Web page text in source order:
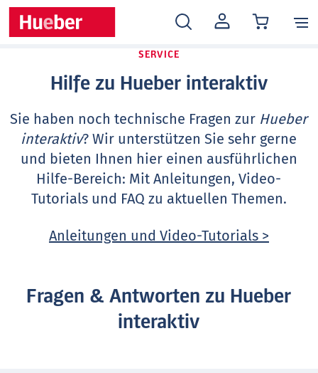
MEIN
KONTO
SERVICE
Hilfe zu Hueber interaktiv
Sie haben noch technische Fragen zur Hueber
interaktiv? Wir unterstützen Sie sehr gerne
und bieten Ihnen hier einen ausführlichen
Hilfe-Bereich: Mit Anleitungen, Video-
Tutorials und FAQ zu aktuellen Themen.
Anleitungen und Video-Tutorials >
Fragen & Antworten zu Hueber
interaktiv